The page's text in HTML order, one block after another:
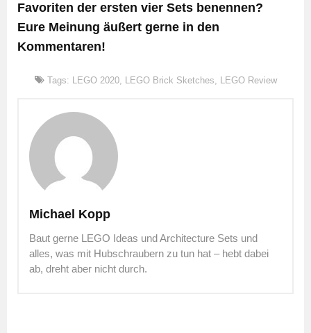
Favoriten der ersten vier Sets benennen?
Eure Meinung äußert gerne in den
Kommentaren!
Tags: LEGO 2020, LEGO Brick Sketches, LEGO Review
Michael Kopp
Baut gerne LEGO Ideas und Architecture Sets und
alles, was mit Hubschraubern zu tun hat – hebt dabei
ab, dreht aber nicht durch.